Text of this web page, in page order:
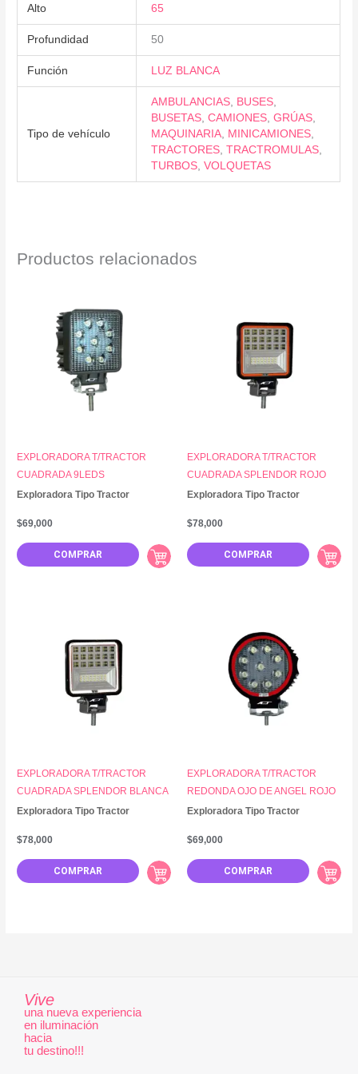
Alto 65
Profundidad 50
Función LUZ BLANCA
Tipo de vehículo
AMBULANCIAS, BUSES,
BUSETAS,CAMIONES,GRÚAS,
MAQUINARIA, MINICAMIONES,
TRACTORES,TRACTROMULAS,
TURBOS,VOLQUETAS
Productos relacionados
Exploradora Tipo Tractor
EXPLORADORA T/TRACTOR
CUADRADA 9LEDS
COMPRAR
$69,000
Exploradora Tipo Tractor
EXPLORADORA T/TRACTOR
CUADRADA SPLENDOR ROJO
COMPRAR
$78,000
Exploradora Tipo Tractor
EXPLORADORA T/TRACTOR
CUADRADA SPLENDOR BLANCA
COMPRAR
$78,000
Exploradora Tipo Tractor
EXPLORADORA T/TRACTOR
REDONDA OJO DE ANGEL ROJO
COMPRAR
$69,000
Vive
una nueva experiencia
en iluminación
hacia
tu destino!!!